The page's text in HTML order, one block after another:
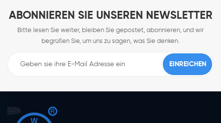
ABONNIEREN SIE UNSEREN NEWSLETTER
Bitte lesen Sie weiter, bleiben Sie gepostet, abonnieren, und wir
begrüßen Sie, um uns zu sagen, was Sie denken.